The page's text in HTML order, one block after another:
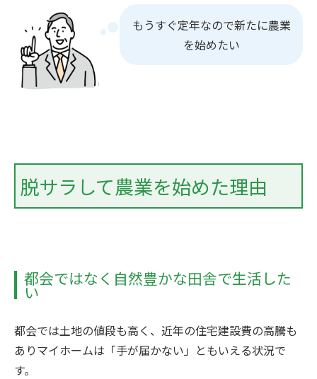
もうすぐ定年なので新たに農業
を始めたい
脱サラして農業を始めた理由
都会ではなく自然豊かな田舎で生活した
い
都会では土地の値段も高く、近年の住宅建設費の高騰も
ありマイホームは「手が届かない」ともいえる状況で
す。